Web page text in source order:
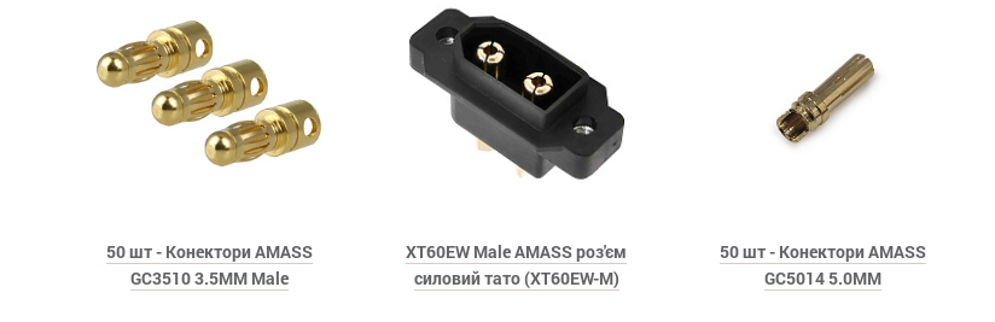
50 шт - Конектори AMASS
GC3510 3.5MM Male
XT60EW Male AMASS роз'єм
силовий тато (XT60EW-M)
50 шт - Конектори AMASS
GC5014 5.0MM